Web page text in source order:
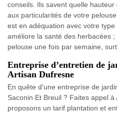
conseils. Ils savent quelle
aux particularités de votre
est en adéquation avec votre
améliore la santé des herbacées
pelouse une fois par semaine,
Entreprise d’entretien de
Artisan Dufresne
En quête d’une entreprise de
Saconin Et Breuil ? Faites appel
proposons un tarif plantation et